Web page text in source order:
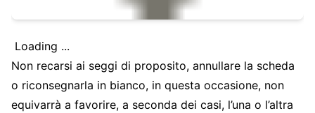
Loading ...
Non recarsi ai seggi di proposito, annullare la scheda
o riconsegnarla in bianco, in questa occasione, non
equivarrà a favorire, a seconda dei casi, l’una o l’altra